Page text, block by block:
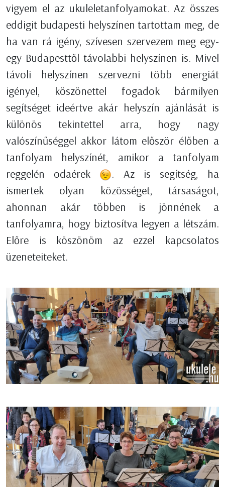
vigyem el az ukuleletanfolyamokat. Az összes
eddigit budapesti helyszínen tartottam meg, de
ha van rá igény, szívesen szervezem meg egy-
egy Budapesttől távolabbi helyszínen is. Mivel
távoli helyszínen szervezni több energiát
igényel, köszönettel fogadok bármilyen
segítséget ideértve akár helyszín ajánlását is
különös tekintettel arra, hogy nagy
valószínűséggel akkor látom először élőben a
tanfolyam helyszínét, amikor a tanfolyam
reggelén odaérek
. Az is segítség, ha
ismertek olyan közösséget, társaságot,
ahonnan akár többen is jönnének a
tanfolyamra, hogy biztosítva legyen a létszám.
Előre is köszönöm az ezzel kapcsolatos
üzeneteiteket.